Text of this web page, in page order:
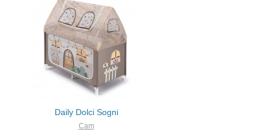
Daily Dolci Sogni
Cam